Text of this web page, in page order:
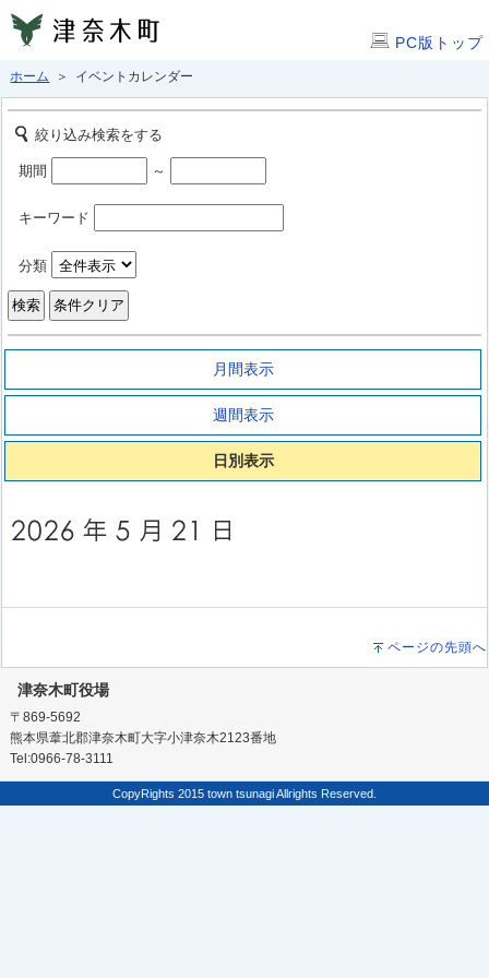
PC版トップ
ホーム ＞ イベントカレンダー
絞り込み検索をする
期間 ～
キーワード
分類
月間表示
週間表示
日別表示
ページの先頭へ
津奈木町役場
〒869-5692
熊本県葦北郡津奈木町大字小津奈木2123番地
Tel:0966-78-3111
CopyRights 2015 town tsunagi Allrights Reserved.